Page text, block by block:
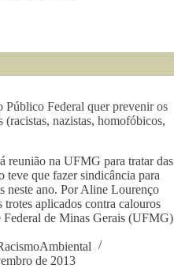
Federal quer prevenir os
(racistas, nazistas, homofóbicos,
reunião na UFMG para tratar das
teve que fazer sindicância para
neste ano. Por Aline Lourenço
trotes aplicados contra calouros
Federal de Minas Gerais (UFMG)
de 2013